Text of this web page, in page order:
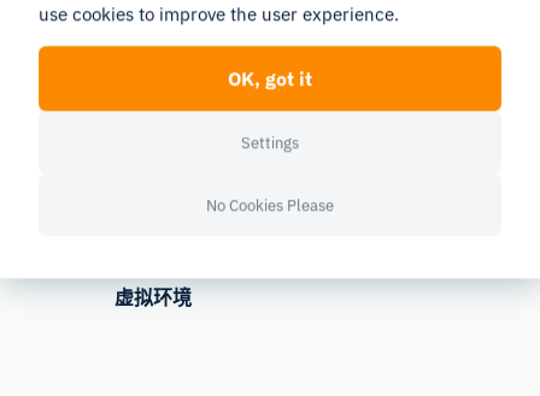
虚拟环境
use cookies to improve the user experience.
OK, got it
Settings
No Cookies Please